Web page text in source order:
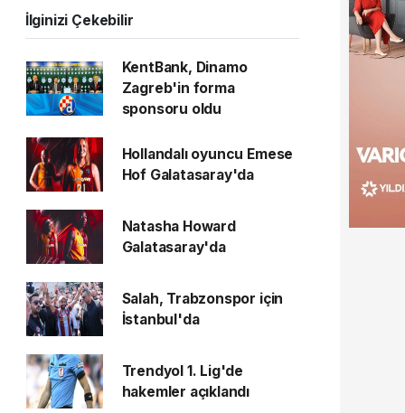
İlginizi Çekebilir
KentBank, Dinamo
Zagreb'in forma
sponsoru oldu
Hollandalı oyuncu Emese
Hof Galatasaray'da
Natasha Howard
Galatasaray'da
Salah, Trabzonspor için
İstanbul'da
Trendyol 1. Lig'de
hakemler açıklandı